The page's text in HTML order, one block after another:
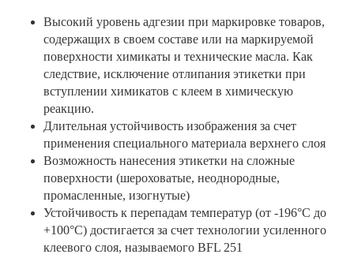
Высокий уровень адгезии при маркировке товаров,
содержащих в своем составе или на маркируемой
поверхности химикаты и технические масла. Как
следствие, исключение отлипания этикетки при
вступлении химикатов с клеем в химическую
реакцию.
Длительная устойчивость изображения за счет
применения специального материала верхнего слоя
Возможность нанесения этикетки на сложные
поверхности (шероховатые, неоднородные,
промасленные, изогнутые)
Устойчивость к перепадам температур (от -196°С до
+100°С) достигается за счет технологии усиленного
клеевого слоя, называемого BFL 251